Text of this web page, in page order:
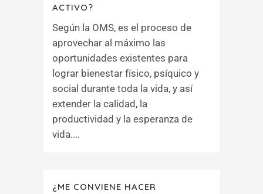
ACTIVO?
Según la OMS, es el proceso de
aprovechar al máximo las
oportunidades existentes para
lograr bienestar físico, psíquico y
social durante toda la vida, y así
extender la calidad, la
productividad y la esperanza de
vida....
¿ME CONVIENE HACER